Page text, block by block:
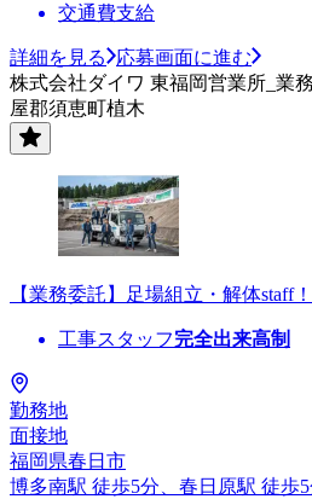
交通費支給
詳細を見る
応募画面に進む
株式会社ダイワ 東福岡営業所_業
屋郡須恵町植木
【業務委託】足場組立・解体staff
工事スタッフ完全出来高制
勤務地
面接地
福岡県春日市
博多南駅 徒歩5分、春日原駅 徒歩